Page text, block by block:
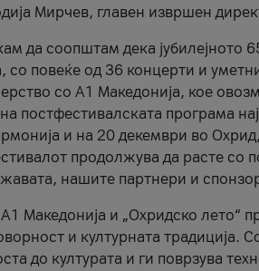
Мирчев, главен извршен
да соопштам дека
со повеќе од 36 концерти и
со А1 Македонија, кое
постфестивалската програма
и на 20 декември во
продолжува да расте со
нашите партнери и
Македонија и „Охридско лето“
и културната традиција.
до културата и ги поврзува